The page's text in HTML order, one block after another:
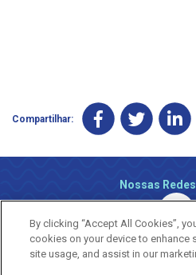
Compartilhar:
Nossas
By clicking “Accept All Cookies”,
cookies on your device to enhance
site usage, and assist in our